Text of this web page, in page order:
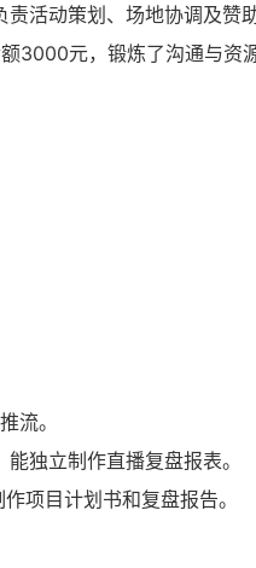
活动策划、场地协调及赞助
3000元，锻炼了沟通与资
流。
独立制作直播复盘报表。
项目计划书和复盘报告。